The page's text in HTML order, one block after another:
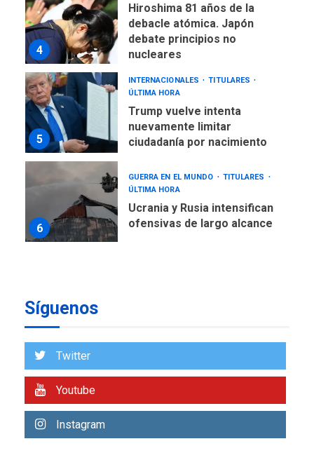
4
Hiroshima 81 años de la
debacle atómica. Japón
debate principios no
nucleares
5
INTERNACIONALES
TITULARES
ÚLTIMA HORA
Trump vuelve intenta
nuevamente limitar
ciudadanía por nacimiento
6
GUERRA EN EL MUNDO
TITULARES
ÚLTIMA HORA
Ucrania y Rusia intensifican
ofensivas de largo alcance
7
1
De la Espriella asumirá
atípica fuera de Bogotá
Síguenos
Twitter
Youtube
Instagram